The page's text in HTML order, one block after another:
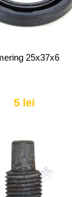
25x37x6
5 lei